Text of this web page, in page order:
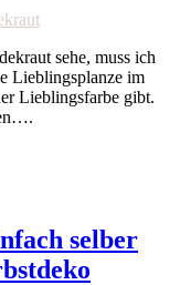
sehe, muss ich
Lieblingsplanze im
Lieblingsfarbe gibt.
selber